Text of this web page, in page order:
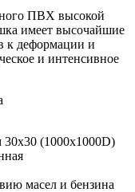
ПВХ высокой
имеет высочайшие
к деформации и
и интенсивное
30х30 (1000х1000D)
масел и бензина